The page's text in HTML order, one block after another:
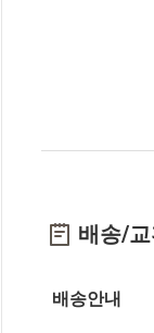
배송/
배송안내